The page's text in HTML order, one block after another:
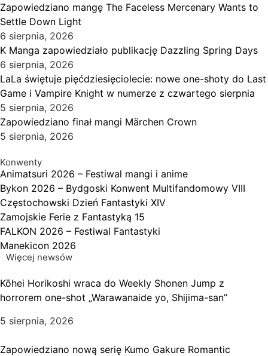
Zapowiedziano mangę The Faceless Mercenary Wants to
Settle Down Light
6 sierpnia, 2026
K Manga zapowiedziało publikację Dazzling Spring Days
6 sierpnia, 2026
LaLa świętuje pięćdziesięciolecie: nowe one-shoty do Last
Game i Vampire Knight w numerze z czwartego sierpnia
5 sierpnia, 2026
Zapowiedziano finał mangi Märchen Crown
5 sierpnia, 2026
Konwenty
Animatsuri 2026 – Festiwal mangi i anime
Bykon 2026 – Bydgoski Konwent Multifandomowy VIII
Częstochowski Dzień Fantastyki XIV
Zamojskie Ferie z Fantastyką 15
FALKON 2026 – Festiwal Fantastyki
Manekicon 2026
Więcej newsów
Kōhei Horikoshi wraca do Weekly Shonen Jump z
horrorem one-shot „Warawanaide yo, Shijima-san”
5 sierpnia, 2026
Zapowiedziano nową serię Kumo Gakure Romantic